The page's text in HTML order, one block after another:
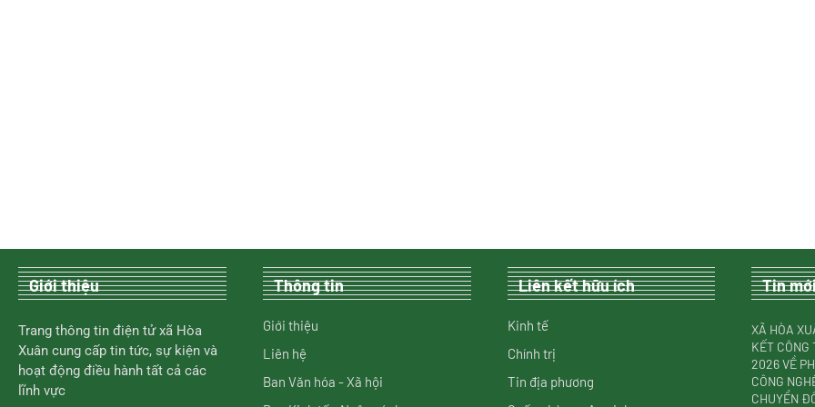
Giới thiệu
Trang thông tin điện tử xã Hòa
Xuân cung cấp tin tức, sự kiện và
hoạt động điều hành tất cả các
lĩnh vực
Thông tin
Giới thiệu
Liên hệ
Ban Văn hóa - Xã hội
Liên kết hữu ích
Kinh tế
Chính trị
Tin địa phương
Tin
XÃ HÒA
KẾT CÔNG
2026 VỀ
CÔNG
CHUYỂN